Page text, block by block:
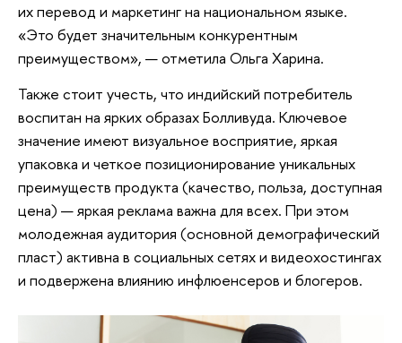
их перевод и маркетинг на национальном языке.
«Это будет значительным конкурентным
преимуществом», — отметила Ольга Харина.
Также стоит учесть, что индийский потребитель
воспитан на ярких образах Болливуда. Ключевое
значение имеют визуальное восприятие, яркая
упаковка и четкое позиционирование уникальных
преимуществ продукта (качество, польза, доступная
цена) — яркая реклама важна для всех. При этом
молодежная аудитория (основной демографический
пласт) активна в социальных сетях и видеохостингах
и подвержена влиянию инфлюенсеров и блогеров.